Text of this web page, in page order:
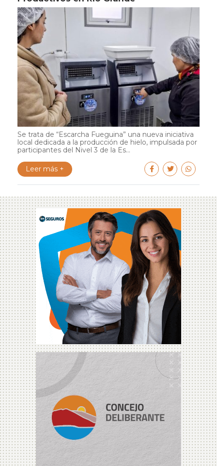
Se trata de “Escarcha Fueguina” una nueva iniciativa
local dedicada a la producción de hielo, impulsada por
participantes del Nivel 3 de la Es...
Leer más +